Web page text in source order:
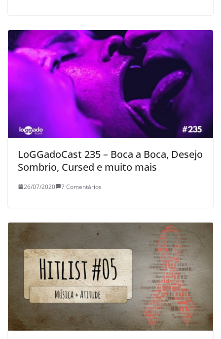
LoGGadoCast 235 – Boca a Boca, Desejo
Sombrio, Cursed e muito mais
26/07/2020 7 Comentários